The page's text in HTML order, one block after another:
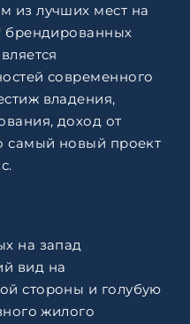
из лучших мест на
брендированных
современного
владения,
доход от
самый новый проект
на запад
вид на
стороны и голубую
жилого